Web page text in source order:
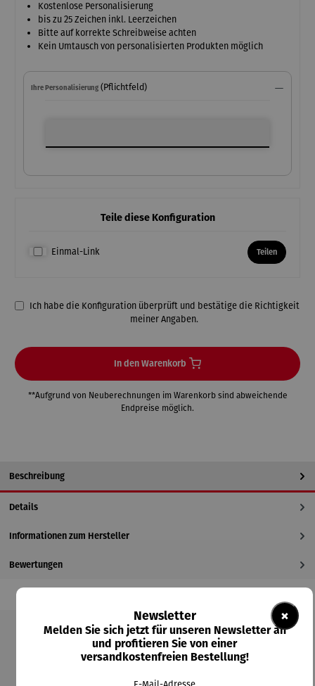
Kostenlose Personalisierung
bis zu 25 Zeichen inkl. Leerzeichen
Bitte auf korrekte Schreibweise achten
Kein Umtausch von personalisierten Produkten möglich
Ihre Personalisierung (Pflichtfeld)
Teile diese Konfiguration
Einmal-Link Teilen
Ich habe die Konfiguration überprüft und bestätige die Richtigkeit
meiner Angaben.
In den Warenkorb
**Aufgrund von Neuberechnungen im Warenkorb sind abweichende
Endpreise möglich.
Beschreibung
Details
Informationen zum Hersteller
Bewertungen
Produktgalerie überspringen
Kunden kauften auch
×
Newsletter
Melden Sie sich jetzt für unseren Newsletter an
und profitieren Sie von einer
versandkostenfreien Bestellung!